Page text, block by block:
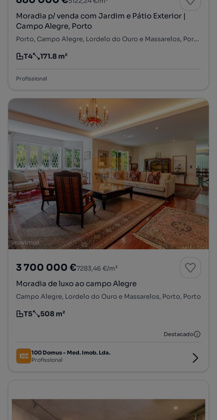
Moradia p/ venda com Jardim e Pátio Exterior |
Campo Alegre, Porto
Porto, Campo Alegre, Lordelo do Ouro e Massarelos, Porto, Porto
Tipologia
T4
Preço por metro quadrado
171.8 m²
Profissional
3 700 000 €7283,46 €/m²
Moradia de luxo ao campo Alegre
Campo Alegre, Lordelo do Ouro e Massarelos, Porto, Porto
Tipologia
T5
Preço por metro quadrado
508 m²
Destacado
100 Domus - Med. Imob. Lda.
Profissional